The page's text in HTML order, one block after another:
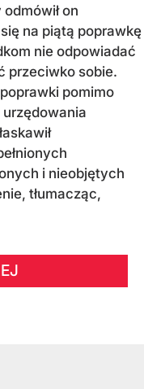
on
na piątą poprawkę
nie odpowiadać
przeciwko sobie.
pomimo
i nieobjętych
tłumacząc,